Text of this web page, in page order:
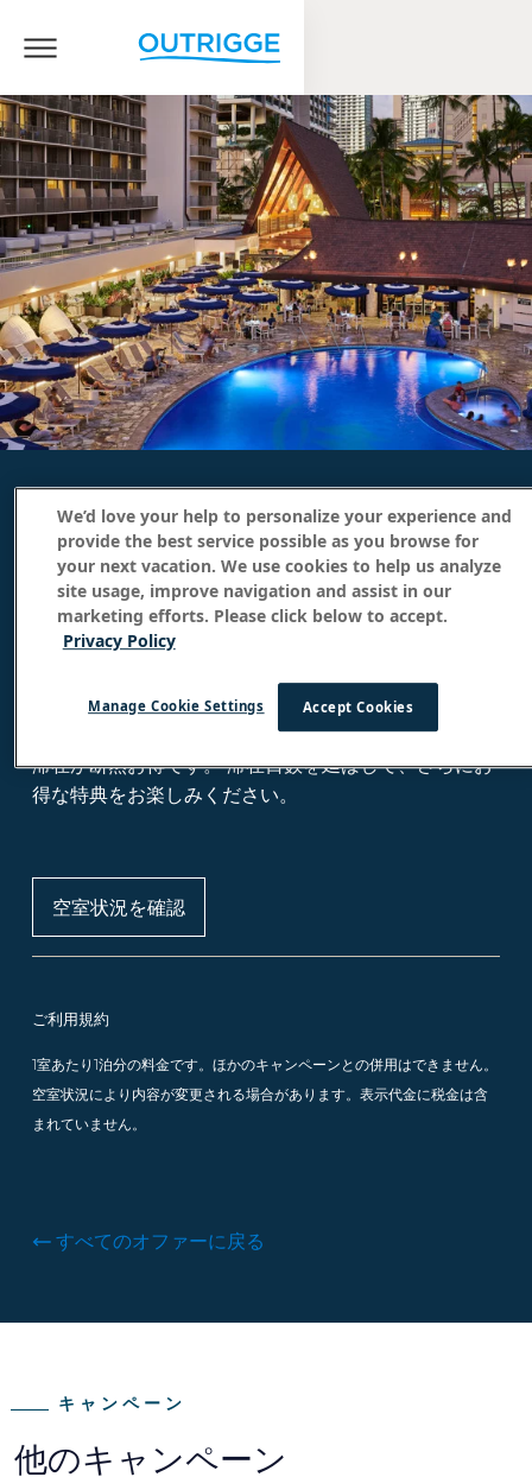
ロングステイ・セール
最大 25%オフ
４連泊以上でお得な長期滞在料金をご用意。
せっかくのご旅行、長めの
滞在が断然お得です。滞在日数を延ばして、さらにお
得な特典をお楽しみください。
空室状況を確認
ご利用規約
1室あたり1泊分の料金です。ほかのキャンペーンとの併用はできません。
空室状況により内容が変更される場合があります。表示代金に税金は含
まれていません。
すべてのオファーに戻る
キャンペーン
他のキャンペーン
We’d love your help to personalize your experience and
provide the best service possible as you browse for
your next vacation. We use cookies to help us analyze
site usage, improve navigation and assist in our
marketing efforts. Please click below to accept.
Privacy Policy
Accept Cookies
Manage Cookie Settings